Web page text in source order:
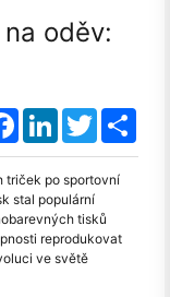
oděv:
FacebookLinkedInTwitter
triček po sportovní
stal populární
tisků
reprodukovat
ve světě